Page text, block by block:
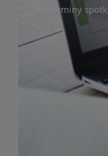
terminy
zaplanujesz
wydarzeniach.
bieżąco, by
biblioteki.
w